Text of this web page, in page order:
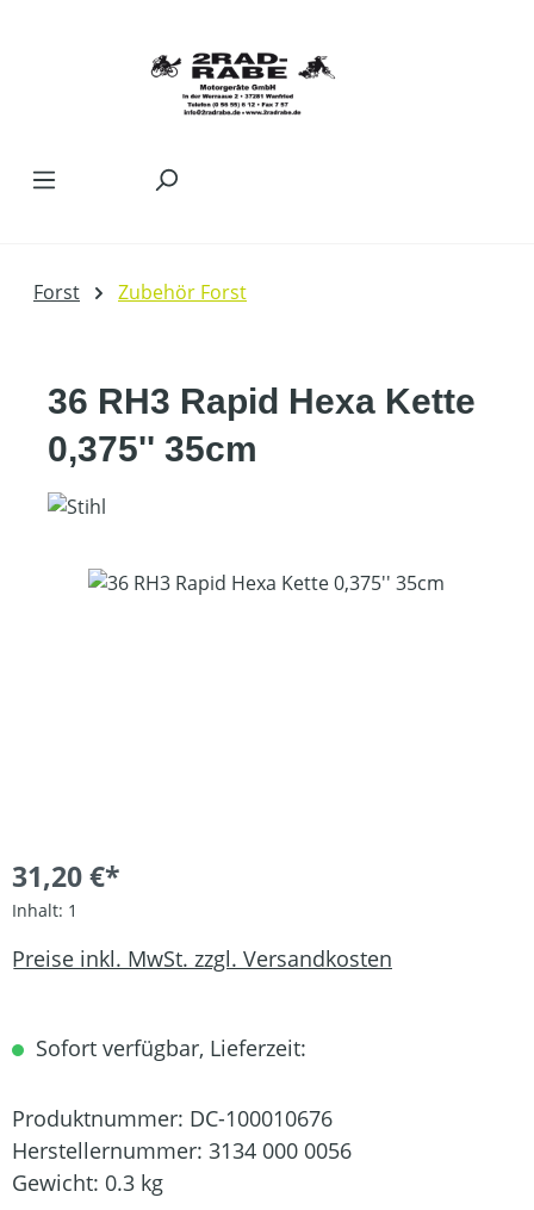
Forst Zubehör Forst
36 RH3 Rapid Hexa Kette
0,375'' 35cm
Bildergalerie überspringen
31,20 €*
Inhalt: 1
Preise inkl. MwSt. zzgl. Versandkosten
Sofort verfügbar, Lieferzeit:
Produktnummer: DC-100010676
Herstellernummer: 3134 000 0056
Gewicht: 0.3 kg